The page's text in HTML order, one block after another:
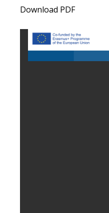
Download PDF